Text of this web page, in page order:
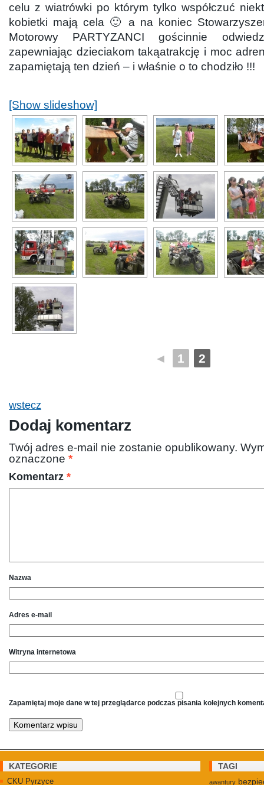
celu z wiatrówki po którym tylko współczuć
kobietki mają cela 🙂 a na koniec
Motorowy PARTYZANCI gościnnie
zapewniając dzieciakom takąatrakcję i moc
zapamiętają ten dzień – i właśnie o to chodziło !!!
[Show slideshow]
◄ 1 2
wstecz
Dodaj komentarz
Twój adres e-mail nie zostanie opublikowany.
oznaczone *
Komentarz *
Nazwa
Adres e-mail
Witryna internetowa
Zapamiętaj moje dane w tej przeglądarce podczas pisania kolejnych
KATEGORIE
CKU Pyrzyce
TAGI
awantury